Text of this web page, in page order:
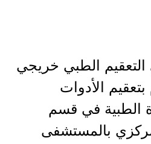
الطبي خريجي
بتعقيم الأدوات
الطبية في قسم
بالمستشفى